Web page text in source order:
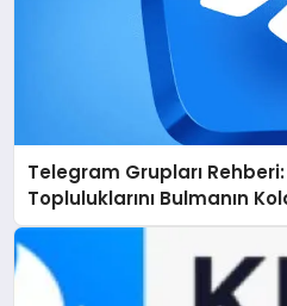
Telegram Grupları
Topluluklarını Bulmanın